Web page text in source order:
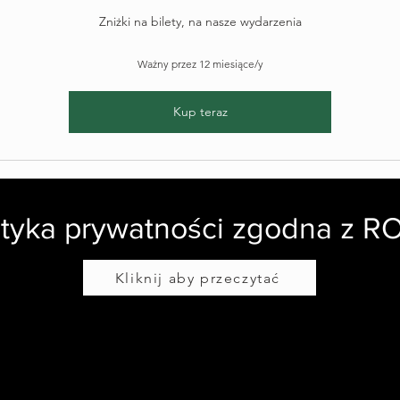
Zniżki na bilety, na nasze wydarzenia
Ważny przez 12 miesiące/y
Kup teraz
prywatności zgodna z
Kliknij aby przeczytać